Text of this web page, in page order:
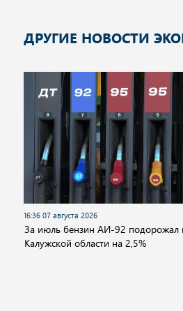
ДРУГИЕ НОВОСТИ
16:36 07 августа 2026
За июль бензин АИ-92 подорожал
Калужской области на 2,5%